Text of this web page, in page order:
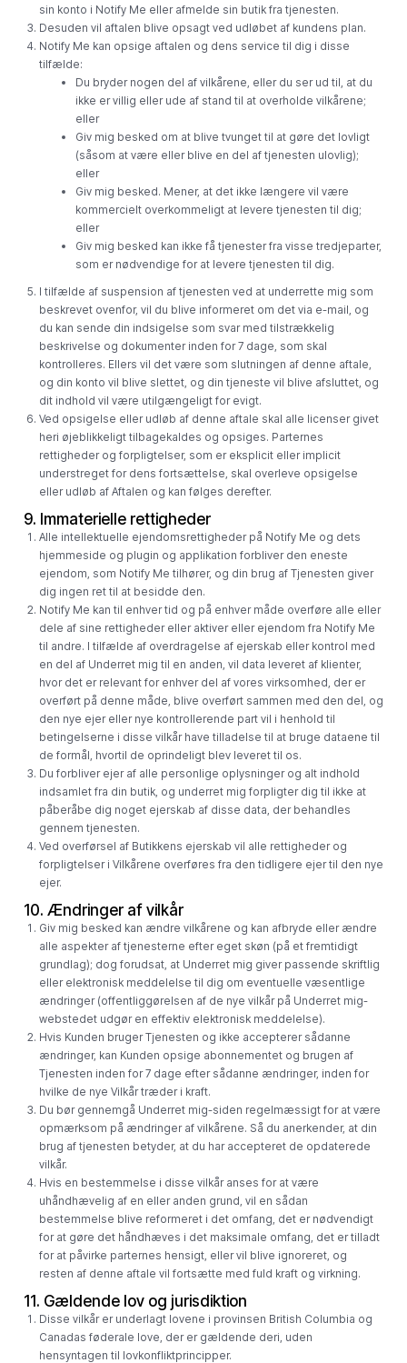
sin konto i Notify Me eller afmelde sin butik fra tjenesten.
Desuden vil aftalen blive opsagt ved udløbet af kundens plan.
Notify Me kan opsige aftalen og dens service til dig i disse
tilfælde:
Du bryder nogen del af vilkårene, eller du ser ud til, at du
ikke er villig eller ude af stand til at overholde vilkårene;
eller
Giv mig besked om at blive tvunget til at gøre det lovligt
(såsom at være eller blive en del af tjenesten ulovlig);
eller
Giv mig besked. Mener, at det ikke længere vil være
kommercielt overkommeligt at levere tjenesten til dig;
eller
Giv mig besked kan ikke få tjenester fra visse tredjeparter,
som er nødvendige for at levere tjenesten til dig.
I tilfælde af suspension af tjenesten ved at underrette mig som
beskrevet ovenfor, vil du blive informeret om det via e-mail, og
du kan sende din indsigelse som svar med tilstrækkelig
beskrivelse og dokumenter inden for 7 dage, som skal
kontrolleres. Ellers vil det være som slutningen af ​​denne aftale,
og din konto vil blive slettet, og din tjeneste vil blive afsluttet, og
dit indhold vil være utilgængeligt for evigt.
Ved opsigelse eller udløb af denne aftale skal alle licenser givet
heri øjeblikkeligt tilbagekaldes og opsiges. Parternes
rettigheder og forpligtelser, som er eksplicit eller implicit
understreget for dens fortsættelse, skal overleve opsigelse
eller udløb af Aftalen og kan følges derefter.
9. Immaterielle rettigheder
Alle intellektuelle ejendomsrettigheder på Notify Me og dets
hjemmeside og plugin og applikation forbliver den eneste
ejendom, som Notify Me tilhører, og din brug af Tjenesten giver
dig ingen ret til at besidde den.
Notify Me kan til enhver tid og på enhver måde overføre alle eller
dele af sine rettigheder eller aktiver eller ejendom fra Notify Me
til andre. I tilfælde af overdragelse af ejerskab eller kontrol med
en del af Underret mig til en anden, vil data leveret af klienter,
hvor det er relevant for enhver del af vores virksomhed, der er
overført på denne måde, blive overført sammen med den del, og
den nye ejer eller nye kontrollerende part vil i henhold til
betingelserne i disse vilkår have tilladelse til at bruge dataene til
de formål, hvortil de oprindeligt blev leveret til os.
Du forbliver ejer af alle personlige oplysninger og alt indhold
indsamlet fra din butik, og underret mig forpligter dig til ikke at
påberåbe dig noget ejerskab af disse data, der behandles
gennem tjenesten.
Ved overførsel af Butikkens ejerskab vil alle rettigheder og
forpligtelser i Vilkårene overføres fra den tidligere ejer til den nye
ejer.
10. Ændringer af vilkår
Giv mig besked kan ændre vilkårene og kan afbryde eller ændre
alle aspekter af tjenesterne efter eget skøn (på et fremtidigt
grundlag); dog forudsat, at Underret mig giver passende skriftlig
eller elektronisk meddelelse til dig om eventuelle væsentlige
ændringer (offentliggørelsen af ​​de nye vilkår på Underret mig-
webstedet udgør en effektiv elektronisk meddelelse).
Hvis Kunden bruger Tjenesten og ikke accepterer sådanne
ændringer, kan Kunden opsige abonnementet og brugen af ​​
Tjenesten inden for 7 dage efter sådanne ændringer, inden for
hvilke de nye Vilkår træder i kraft.
Du bør gennemgå Underret mig-siden regelmæssigt for at være
opmærksom på ændringer af vilkårene. Så du anerkender, at din
brug af tjenesten betyder, at du har accepteret de opdaterede
vilkår.
Hvis en bestemmelse i disse vilkår anses for at være
uhåndhævelig af en eller anden grund, vil en sådan
bestemmelse blive reformeret i det omfang, det er nødvendigt
for at gøre det håndhæves i det maksimale omfang, det er tilladt
for at påvirke parternes hensigt, eller vil blive ignoreret, og
resten af ​​denne aftale vil fortsætte med fuld kraft og virkning.
11. Gældende lov og jurisdiktion
Disse vilkår er underlagt lovene i provinsen British Columbia og
Canadas føderale love, der er gældende deri, uden
hensyntagen til lovkonfliktprincipper.